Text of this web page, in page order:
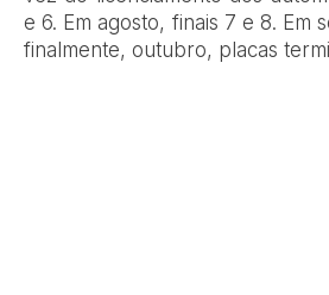
e 6. Em agosto, finais 7 e 8. Em
finalmente, outubro, placas